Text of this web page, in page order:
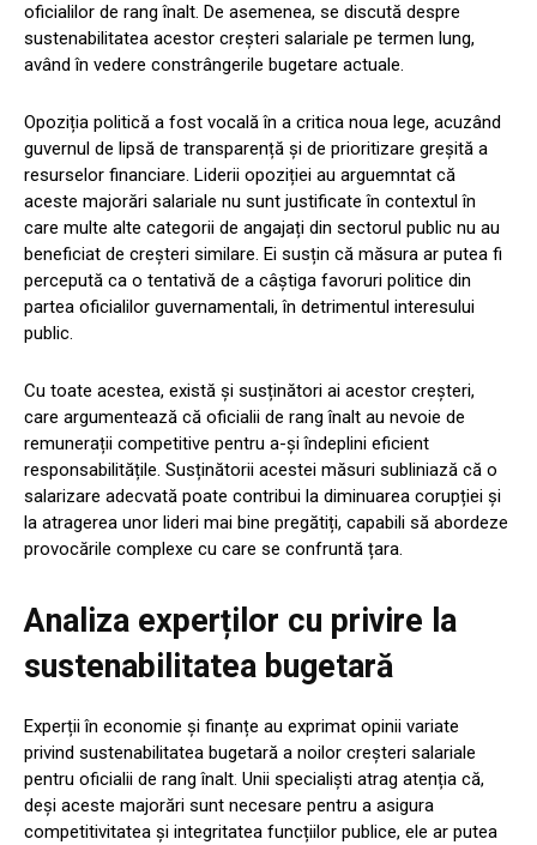
oficialilor de rang înalt. De asemenea, se discută despre
sustenabilitatea acestor creșteri salariale pe termen lung,
având în vedere constrângerile bugetare actuale.
Opoziția politică a fost vocală în a critica noua lege, acuzând
guvernul de lipsă de transparență și de prioritizare greșită a
resurselor financiare. Liderii opoziției au arguemntat că
aceste majorări salariale nu sunt justificate în contextul în
care multe alte categorii de angajați din sectorul public nu au
beneficiat de creșteri similare. Ei susțin că măsura ar putea fi
percepută ca o tentativă de a câștiga favoruri politice din
partea oficialilor guvernamentali, în detrimentul interesului
public.
Cu toate acestea, există și susținători ai acestor creșteri,
care argumentează că oficialii de rang înalt au nevoie de
remunerații competitive pentru a-și îndeplini eficient
responsabilitățile. Susținătorii acestei măsuri subliniază că o
salarizare adecvată poate contribui la diminuarea corupției și
la atragerea unor lideri mai bine pregătiți, capabili să abordeze
provocările complexe cu care se confruntă țara.
Analiza experților cu privire la
sustenabilitatea bugetară
Experții în economie și finanțe au exprimat opinii variate
privind sustenabilitatea bugetară a noilor creșteri salariale
pentru oficialii de rang înalt. Unii specialiști atrag atenția că,
deși aceste majorări sunt necesare pentru a asigura
competitivitatea și integritatea funcțiilor publice, ele ar putea